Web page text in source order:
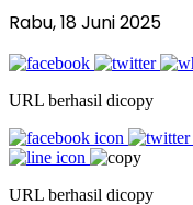
Rabu, 18 Juni 2025
URL berhasil dicopy
URL berhasil dicopy